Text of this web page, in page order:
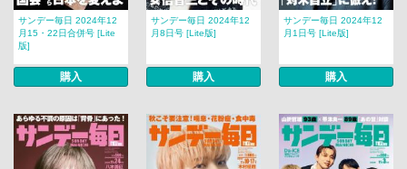
サンデー毎日 2024年12
月15・22日合併号 [Lite
版]
購入
サンデー毎日 2024年12
月8日号 [Lite版]
購入
サンデー毎日 2024年12
月1日号 [Lite版]
購入